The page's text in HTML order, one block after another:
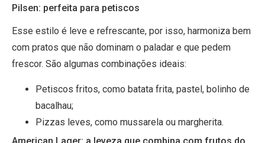
Pilsen: perfeita para petiscos
Esse estilo é leve e refrescante, por isso, harmoniza bem
com pratos que não dominam o paladar e que pedem
frescor. São algumas combinações ideais:
Petiscos fritos, como batata frita, pastel, bolinho de
bacalhau;
Pizzas leves, como mussarela ou margherita.
American Lager: a leveza que combina com frutos do